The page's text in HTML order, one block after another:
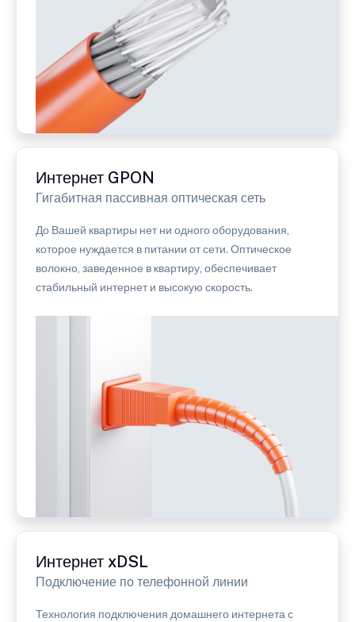
Интернет GPON
Гигабитная пассивная оптическая сеть
До Вашей квартиры нет ни одного оборудования,
которое нуждается в питании от сети. Оптическое
волокно, заведенное в квартиру, обеспечивает
стабильный интернет и высокую скорость.
Интернет xDSL
Подключение по телефонной линии
Технология подключения домашнего интернета с